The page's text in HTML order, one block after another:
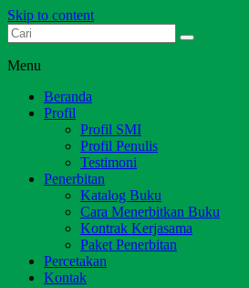
Skip to content
Dari Jambi untuk Indonesia
Menu
Beranda
Profil
Profil SMI
Profil Penulis
Testimoni
Penerbitan
Katalog Buku
Cara Menerbitkan Buku
Kontrak Kerjasama
Paket Penerbitan
Percetakan
Kontak